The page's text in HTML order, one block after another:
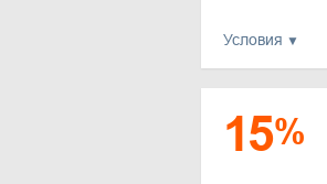
Условия
15%